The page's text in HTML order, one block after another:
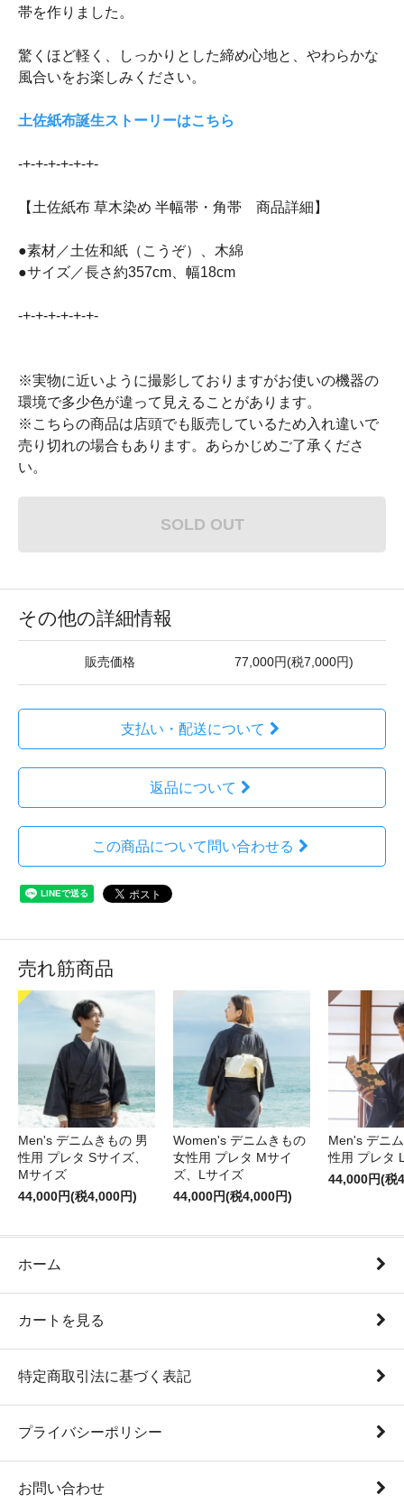
帯を作りました。
驚くほど軽く、しっかりとした締め心地と、やわらかな
風合いをお楽しみください。
土佐紙布誕生ストーリーはこちら
-+-+-+-+-+-+-
【土佐紙布 草木染め 半幅帯・角帯 商品詳細】
●素材／土佐和紙（こうぞ）、木綿
●サイズ／長さ約357cm、幅18cm
-+-+-+-+-+-+-
※実物に近いように撮影しておりますがお使いの機器の
環境で多少色が違って見えることがあります。
※こちらの商品は店頭でも販売しているため入れ違いで
売り切れの場合もあります。あらかじめご了承くださ
い。
SOLD OUT
その他の詳細情報
販売価格 77,000円(税7,000円)
支払い・配送について
返品について
この商品について問い合わせる
売れ筋商品
Men's デニムきもの 男
性用 プレタ Sサイズ、
Mサイズ
44,000円(税4,000円)
Women's デニムきもの
女性用 プレタ Mサイ
ズ、Lサイズ
44,000円(税4,000円)
Men's デニ
性用 プレタ
44,000円(税
ホーム
カートを見る
特定商取引法に基づく表記
プライバシーポリシー
お問い合わせ